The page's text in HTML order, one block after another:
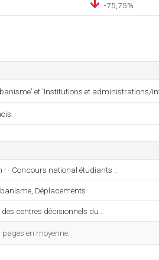
-75,75%
et 'Institutions et administrations/
- Concours national étudiants ..
Déplacements
centres décisionnels du ..
en moyenne.